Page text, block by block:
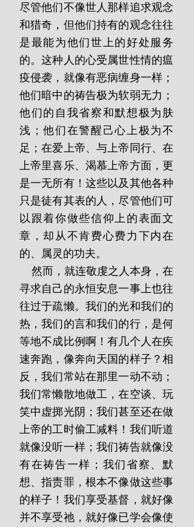
尽管他们不像世人那样追求观念
和猎奇，但他们持有的观念往往
是最能为他们世上的好处服务
的。这种人的心受属世性情的瘟
疫侵袭，就像有恶病缠身一样；
他们暗中的祷告极为软弱无力；
他们的自我省察和默想极为肤
浅；他们在警醒己心上极为不
足；在爱上帝、与上帝同行、在
上帝里喜乐、渴慕上帝方面，更
是一无所有！这些以及其他各种
只是徒有其表的人，尽管他们可
以跟着你做些信仰上的表面文
章，却从不肯费心费力下内在
的、属灵的功夫。
寻求自己的永恒安息一事上也往
往过于疏懒。我们的光和我们的
热，我们的言和我们的行，是何
等地不成比例啊！有几个人在疾
速奔跑，像奔向天国的样子？相
反，我们常站在那里一动不动；
我们常懒散地做工，在空谈、玩
笑中虚掷光阴；我们甚至还在做
上帝的工时偷工减料！我们听道
就像没听一样；我们祷告就像没
有在祷告一样；我们省察、默
想、指责罪，根本不像做这些事
的样子！我们享受基督，就好像
并不享受祂，就好像已学会像使